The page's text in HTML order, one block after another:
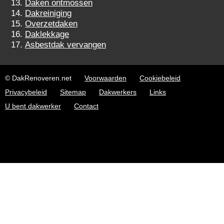
Daken ontmossen
Dakreiniging
Overzetdaken
Daklekkage
Asbestdak vervangen
© DakRenoveren.net Voorwaarden
Cookiebeleid
Privacybeleid
Sitemap Dakwerkers
Links
U bent dakwerker
Contact